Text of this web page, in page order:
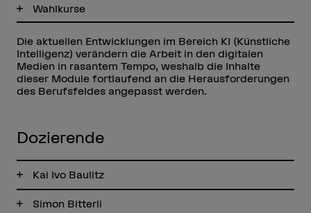
Wahlkurse
Die aktuellen Entwicklungen im Bereich KI (Künstliche
Intelligenz) verändern die Arbeit in den digitalen
Medien in rasantem Tempo, weshalb die Inhalte
dieser Module fortlaufend an die Herausforderungen
des Berufsfeldes angepasst werden.
Dozierende
Kai Ivo Baulitz
Simon Bitterli